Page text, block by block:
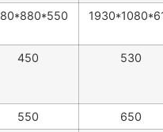
450 530
550
650